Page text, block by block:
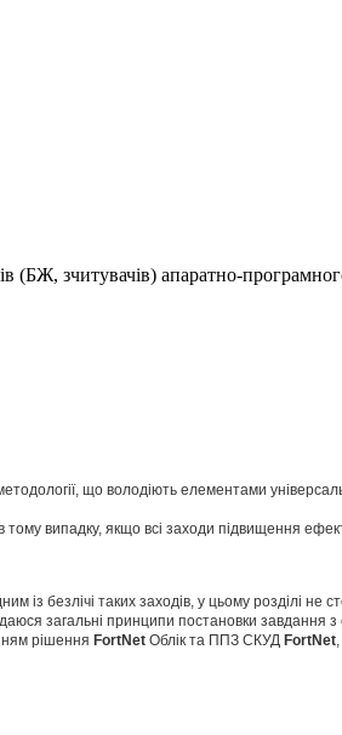
(БЖ, зчитувачів) апаратно-
що володіють елементами
випадку, якщо всі заходи підвищення
із безлічі таких заходів, у цьому розділі
загальні принципи постановки
рішення FortNet Облік та ППЗ СКУД FortNet